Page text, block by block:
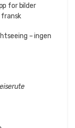
for bilder
fransk
– ingen